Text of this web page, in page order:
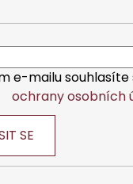
e-mailu souhlasíte
ochrany osobních
SE